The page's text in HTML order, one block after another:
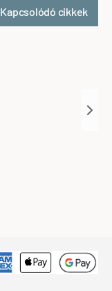
Kapcsolódó cikkek